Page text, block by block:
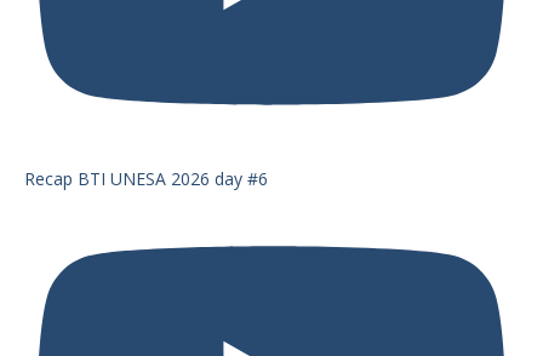
Recap BTI UNESA 2026 day #6